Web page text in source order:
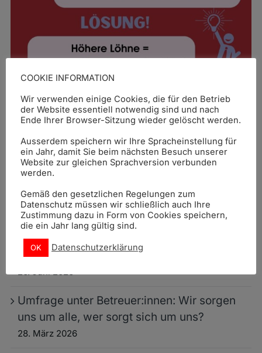
04-04-2025
News
IG24 – Laut und präsent vor dem
Sozialministerium in Wien!
26. Juni 2026
Umfrage unter Betreuer:innen: Wir sorgen
uns um alle, wer sorgt sich um uns?
28. März 2026
COOKIE INFORMATION
Wir verwenden einige Cookies, die für den Betrieb
der Website essentiell notwendig sind und nach
Ende Ihrer Browser-Sitzung wieder gelöscht werden.
Ausserdem speichern wir Ihre Spracheinstellung für
ein Jahr, damit Sie beim nächsten Besuch unserer
Website zur gleichen Sprachversion verbunden
werden.
Gemäß den gesetzlichen Regelungen zum
Datenschutz müssen wir schließlich auch Ihre
Zustimmung dazu in Form von Cookies speichern,
die ein Jahr lang gültig sind.
OK Datenschutzerklärung